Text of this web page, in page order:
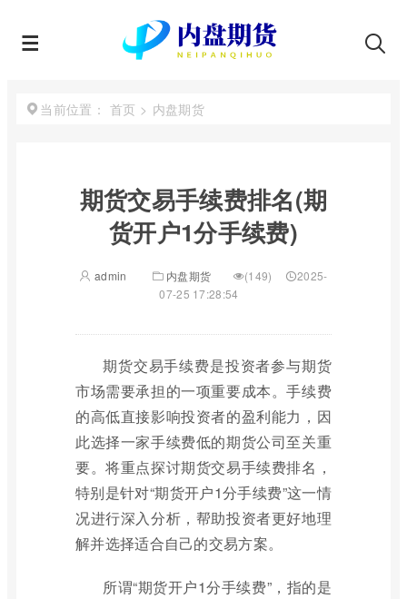
当前位置： 首页 > 内盘期货
期货交易手续费排名(期
货开户1分手续费)
admin 内盘期货 (149)
2025-
07-25 17:28:54
期货交易手续费是投资者参与期货
市场需要承担的一项重要成本。手续费
的高低直接影响投资者的盈利能力，因
此选择一家手续费低的期货公司至关重
要。将重点探讨期货交易手续费排名，
特别是针对“期货开户1分手续费”这一情
况进行深入分析，帮助投资者更好地理
解并选择适合自己的交易方案。
所谓“期货开户1分手续费”，指的是